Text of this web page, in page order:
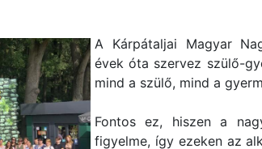
A Kárpátaljai Magyar
évek óta szervez szülő-
mind a szülő, mind a
Fontos ez, hiszen a
figyelme, így ezeken az